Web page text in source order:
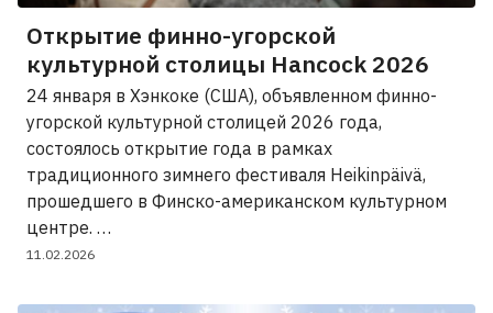
Открытие финно-угорской
культурной столицы Hancock 2026
24 января в Хэнкоке (США), объявленном финно-
угорской культурной столицей 2026 года,
состоялось открытие года в рамках
традиционного зимнего фестиваля Heikinpäivä,
прошедшего в Финско-американском культурном
центре. …
11.02.2026